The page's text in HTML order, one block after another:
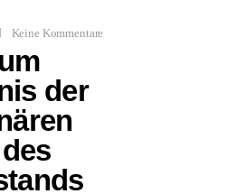
Keine Kommentare
der